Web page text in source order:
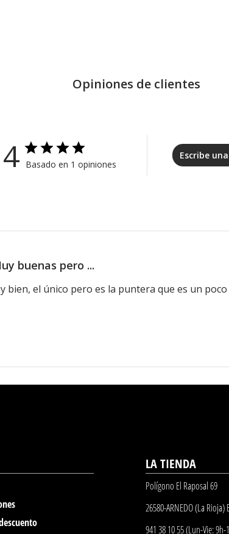
Opiniones de clientes
4 Basado en 1 opiniones
Escribe
buenas pero ...
bien, el único pero es la puntera que es un
LA TIENDA
Polígono El Raposal 69
26580-ARNEDO (La Rioja)
941 38 10 55 (Lun-Vie: 9h-